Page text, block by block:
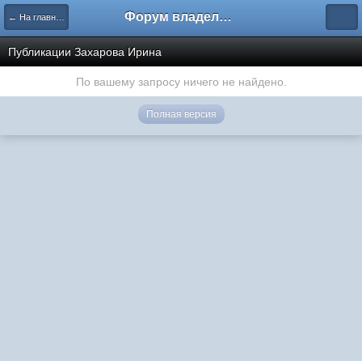
← На главную Форум владельцев интернет-магазинов
Публикации Захарова Ирина
По вашему запросу ничего не найдено.
Полная версия